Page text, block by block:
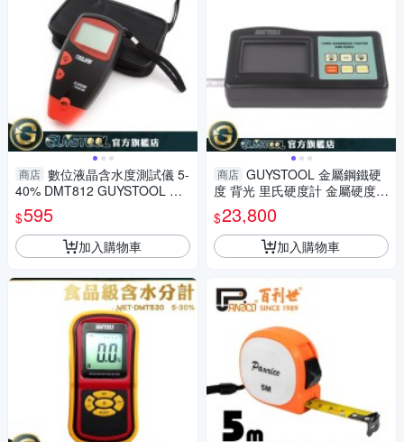
商店 數位液晶含水度測試儀 5-
40% DMT812 GUYSTOOL 含
水率 水分測量 水份含量 侵入式
測量
$595
加入購物車
商店 GUYSTOOL 金屬鋼鐵硬
度 背光 里氏硬度計 金屬硬度量
測 金屬硬度計 蕭氏硬度計 手持
硬度計 LHT6560
$23,800
加入購物車